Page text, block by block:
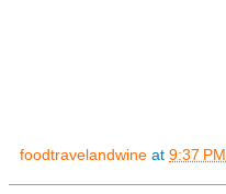
foodtravelandwine at 9:37 PM